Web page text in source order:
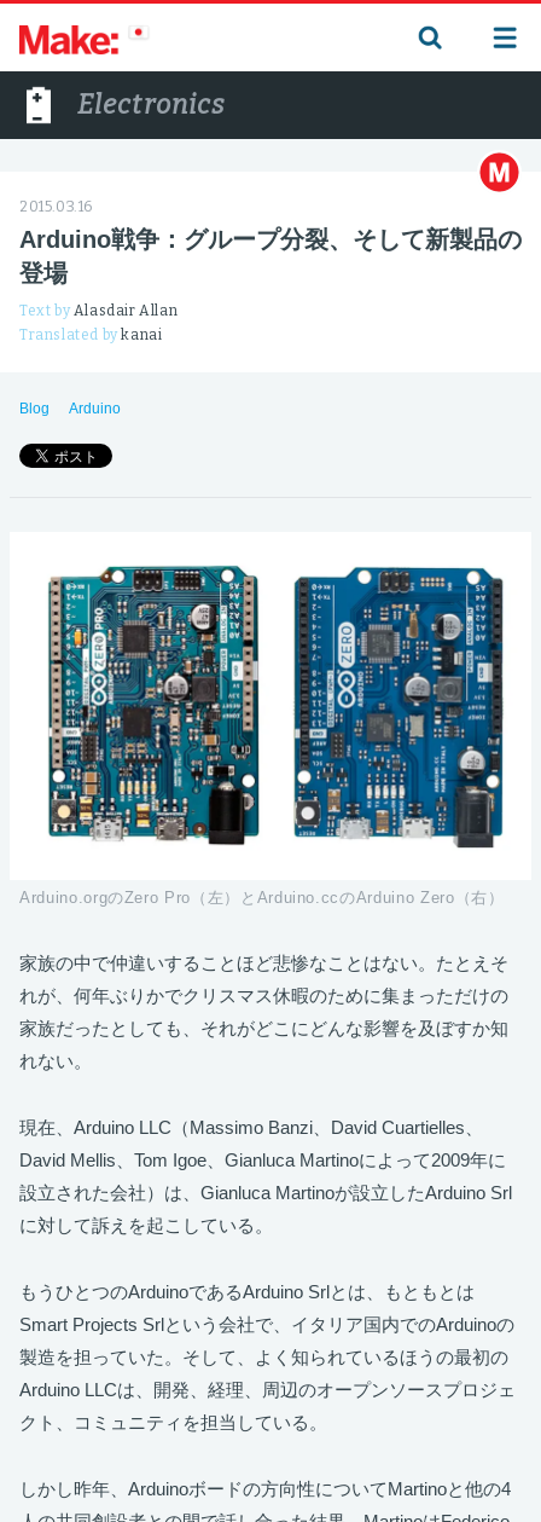
Electronics
2015.03.16
Arduino戦争：グループ分裂、そして新製品の
登場
Text byAlasdair Allan
Translated bykanai
Blog Arduino
Arduino.orgのZero Pro（左）とArduino.ccのArduino Zero（右）
家族の中で仲違いすることほど悲惨なことはない。たとえそ
れが、何年ぶりかでクリスマス休暇のために集まっただけの
家族だったとしても、それがどこにどんな影響を及ぼすか知
れない。
現在、Arduino LLC（Massimo Banzi、David Cuartielles、
David Mellis、Tom Igoe、Gianluca Martinoによって2009年に
設立された会社）は、Gianluca Martinoが設立したArduino Srl
に対して訴えを起こしている。
もうひとつのArduinoであるArduino Srlとは、もともとは
Smart Projects Srlという会社で、イタリア国内でのArduinoの
製造を担っていた。そして、よく知られているほうの最初の
Arduino LLCは、開発、経理、周辺のオープンソースプロジェ
クト、コミュニティを担当している。
しかし昨年、Arduinoボードの方向性についてMartinoと他の4